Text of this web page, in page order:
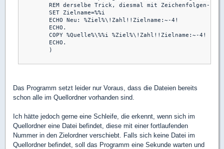
Das Programm setzt leider nur Voraus, dass die Dateien bereits
schon alle im Quellordner vorhanden sind.
Ich hätte jedoch gerne eine Schleife, die erkennt, wenn sich im
Quellordner eine Datei befindet, diese mit einer fortlaufenden
Nummer in den Zielordner verschiebt. Falls sich keine Datei im
Quellordner befindet, soll das Programm eine Sekunde warten und